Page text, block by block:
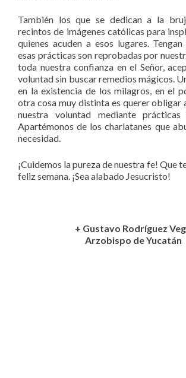
También los que se dedican a la
recintos de imágenes católicas para
quienes acuden a esos lugares.
esas prácticas son reprobadas por
toda nuestra confianza en el Señor,
voluntad sin buscar remedios mágicos.
en la existencia de los milagros, en el
otra cosa muy distinta es querer obligar
nuestra voluntad mediante prácticas
Apartémonos de los charlatanes que
necesidad.
¡Cuidemos la pureza de nuestra fe! Que
feliz semana. ¡Sea alabado Jesucristo!
+ Gustavo Rodríguez
Arzobispo de Yucatán